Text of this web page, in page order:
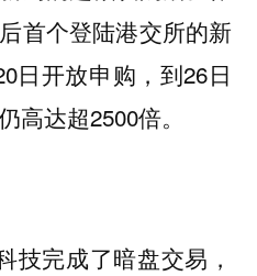
首个登陆港交所的新
日开放申购，到26日
高达超2500倍。
技完成了暗盘交易，